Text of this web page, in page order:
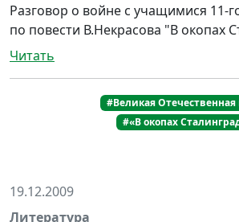
Разговор о войне с учащимися 11-
по повести В.Некрасова "В окопах
Читать
#Великая Отечественная
#«В окопах
19.12.2009
Литература